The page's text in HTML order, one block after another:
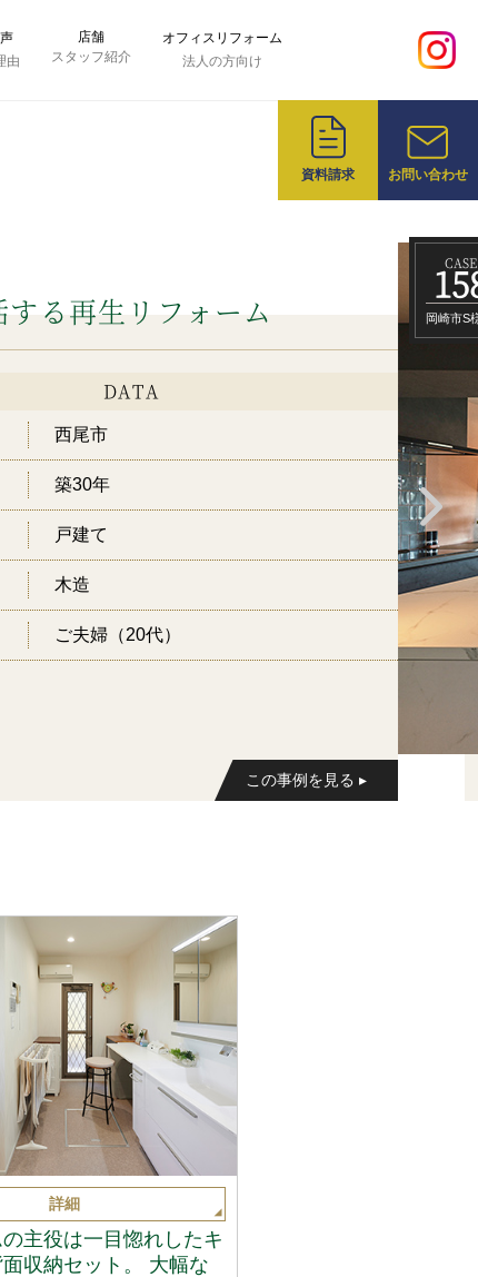
由
店舗
スタッフ紹介
オフィスリフォーム
法人の方向け
資料請求 お問い合わせ
る再生リフォーム
DATA
西尾市
築30年
戸建て
木造
ご夫婦（20代）
CASE
岡崎市S
詳細
主役は一目惚れしたキ
収納セット。 大幅な